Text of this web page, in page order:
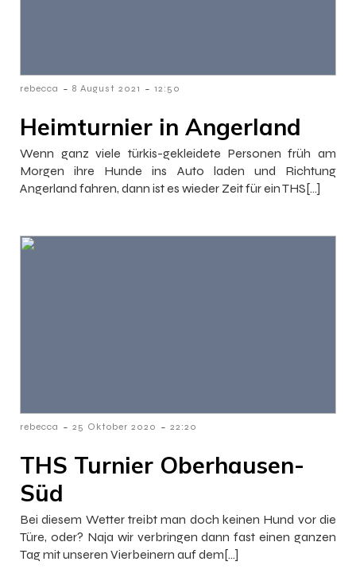
rebecca - 8 August 2021 - 12:50
Heimturnier in Angerland
Wenn ganz viele türkis-gekleidete Personen früh am
Morgen ihre Hunde ins Auto laden und Richtung
Angerland fahren, dann ist es wieder Zeit für ein THS[…]
rebecca - 25 Oktober 2020 - 22:20
THS Turnier Oberhausen-
Süd
Bei diesem Wetter treibt man doch keinen Hund vor die
Türe, oder? Naja wir verbringen dann fast einen ganzen
Tag mit unseren Vierbeinern auf dem[…]